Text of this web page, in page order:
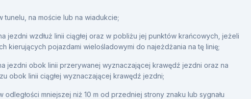
tunelu, na moście lub na wiadukcie;
jezdni wzdłuż linii ciągłej oraz w pobliżu jej punktów krańcowych, jeżeli
kierujących pojazdami wielośladowymi do najeżdżania na tę linię;
jezdni obok linii przerywanej wyznaczającej krawędź jezdni oraz na
obok linii ciągłej wyznaczającej krawędź jezdni;
odległości mniejszej niż 10 m od przedniej strony znaku lub sygnału